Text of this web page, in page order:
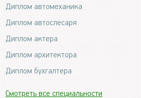
Диплом автомеханика
Диплом автослесаря
Диплом актера
Диплом архитектора
Диплом бухгалтера
Смотреть все специальности